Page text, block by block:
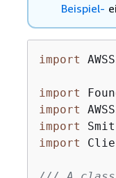
Beispiel-
import
import
import
import
import